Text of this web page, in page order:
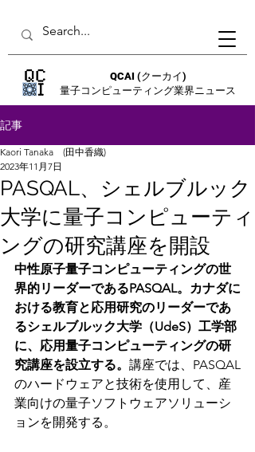
QCAI (クーカイ)
量子コンピューティング業界ニュース
記事
PASQAL、シェルブルック
大学に量子コンピューティ
ングの研究講座を開設
Kaori Tanaka (田中香織)
2023年11月7日
中性原子量子コンピューティングの世
界的リーダーであるPASQAL。カナダに
おける教育と応用研究のリーダーであ
るシェルブルック大学（UdeS）工学部
に、応用量子コンピューティングの研
究講座を設立する。 講座では、PASQAL
のハードウェアと技術を使用して、産
業向けの量子ソフトウェアソリューシ
ョンを開発する。